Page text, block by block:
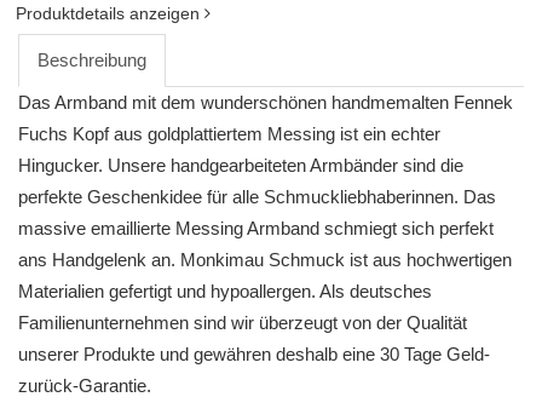
Produktdetails anzeigen
Beschreibung
Das Armband mit dem wunderschönen handmemalten Fennek
Fuchs Kopf aus goldplattiertem Messing ist ein echter
Hingucker. Unsere handgearbeiteten Armbänder sind die
perfekte Geschenkidee für alle Schmuckliebhaberinnen. Das
massive emaillierte Messing Armband schmiegt sich perfekt
ans Handgelenk an. Monkimau Schmuck ist aus hochwertigen
Materialien gefertigt und hypoallergen. Als deutsches
Familienunternehmen sind wir überzeugt von der Qualität
unserer Produkte und gewähren deshalb eine 30 Tage Geld-
zurück-Garantie.